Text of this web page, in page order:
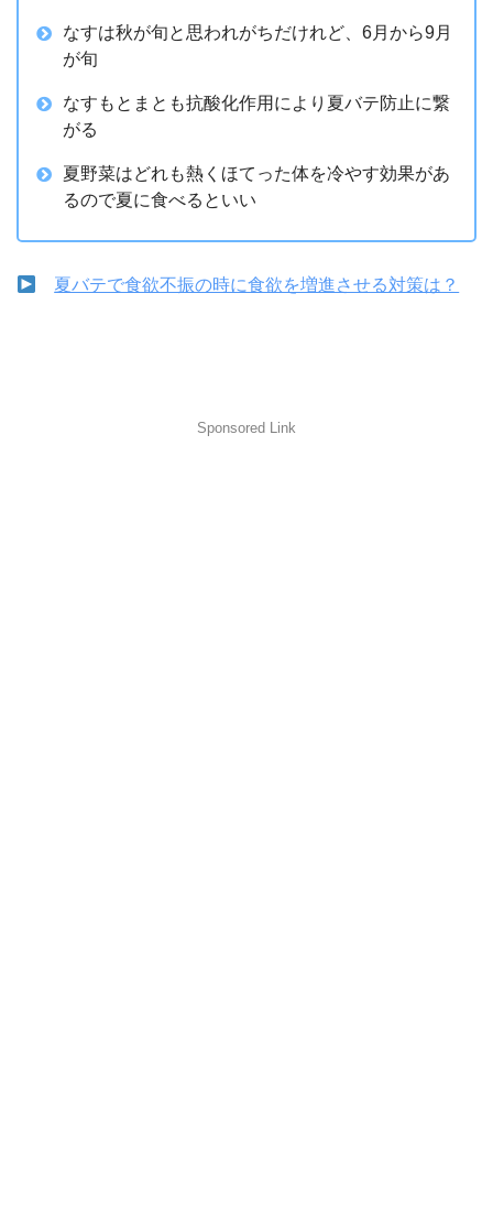
なすは秋が旬と思われがちだけれど、6月から9月
が旬
なすもとまとも抗酸化作用により夏バテ防止に繋
がる
夏野菜はどれも熱くほてった体を冷やす効果があ
るので夏に食べるといい
夏バテで食欲不振の時に食欲を増進させる対策は？
Sponsored Link